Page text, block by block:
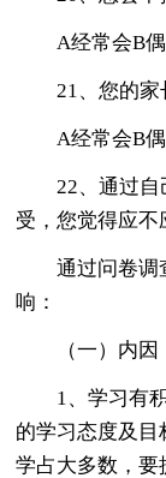
A经常会B
21、您的
A经常会B
22、通过
受，您觉得应不
通过问卷调
响：
（一）内因
1、学习有
的学习态度及目
学占大多数，要